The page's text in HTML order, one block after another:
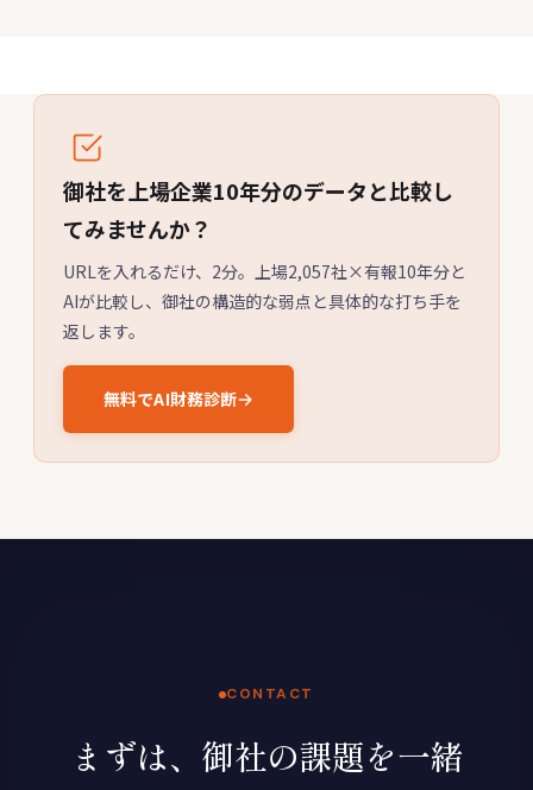
御社を上場企業10年分のデータと比較し
てみませんか？
URLを入れるだけ、2分。上場2,057社×有報10年分と
AIが比較し、御社の構造的な弱点と具体的な打ち手を
返します。
無料でAI財務診断
CONTACT
まずは、御社の課題を一緒